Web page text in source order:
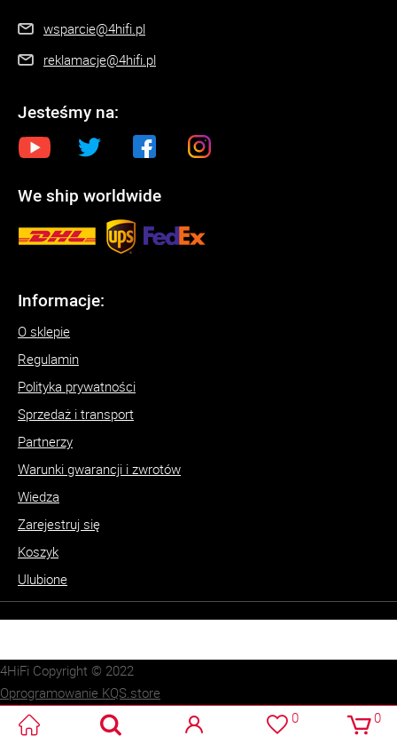
wsparcie@4hifi.pl
reklamacje@4hifi.pl
Jesteśmy na:
We ship worldwide
Informacje:
O sklepie
Regulamin
Polityka prywatności
Sprzedaż i transport
Partnerzy
Warunki gwarancji i zwrotów
Wiedza
Zarejestruj się
Koszyk
Ulubione
0 0
4HiFi Copyright © 2022
Oprogramowanie KQS.store
Realizacja:
SUCRO.pl